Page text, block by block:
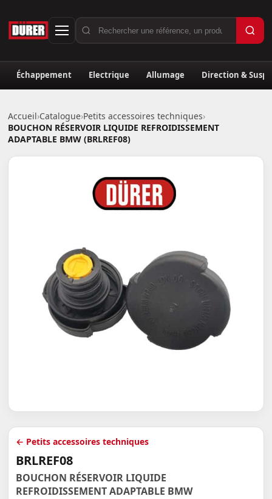
Échappement Electrique Allumage Direction &
Accueil›Catalogue›Petits accessoires techniques›
BOUCHON RÉSERVOIR LIQUIDE REFROIDISSEMENT
ADAPTABLE BMW (BRLREF08)
← Petits accessoires techniques
BRLREF08
BOUCHON RÉSERVOIR LIQUIDE
REFROIDISSEMENT ADAPTABLE BMW